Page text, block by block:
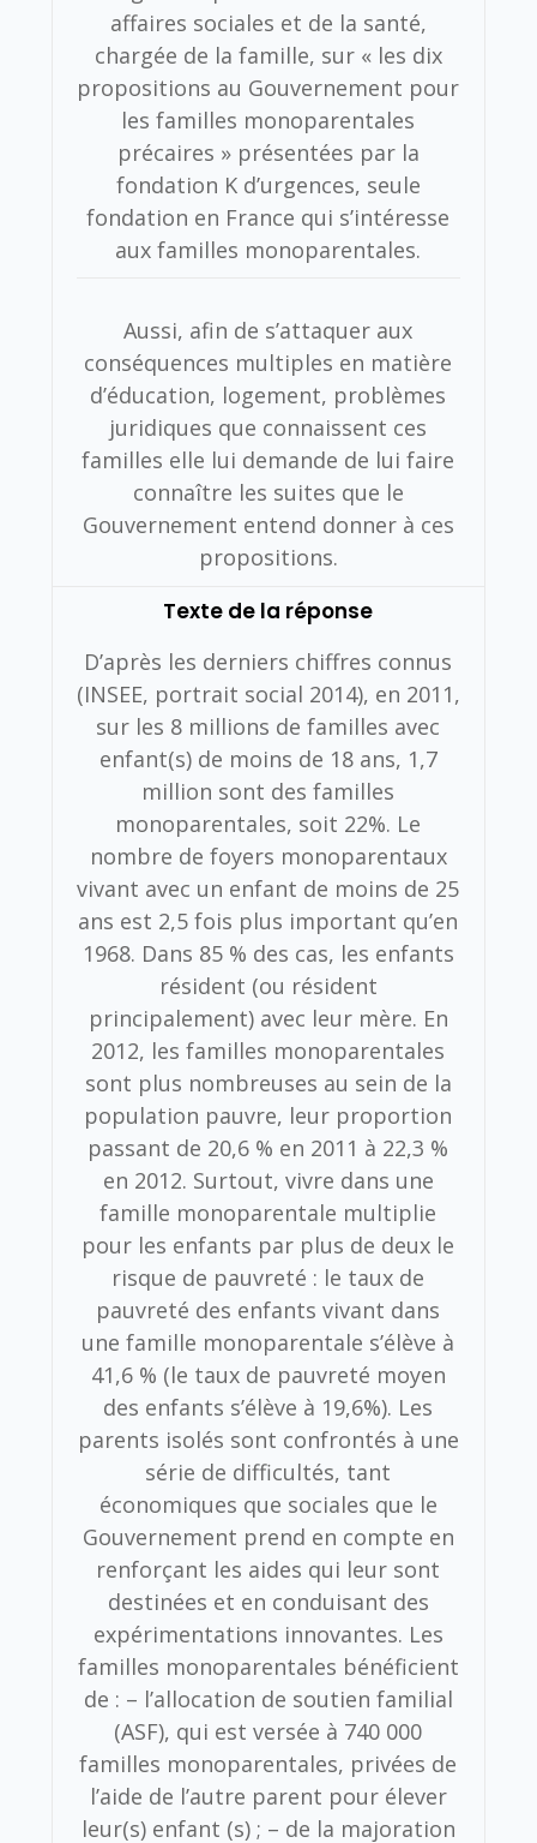
affaires sociales et de la santé,
chargée de la famille, sur « les dix
propositions au Gouvernement pour
les familles monoparentales
précaires » présentées par la
fondation K d’urgences, seule
fondation en France qui s’intéresse
aux familles monoparentales.
Aussi, afin de s’attaquer aux
conséquences multiples en matière
d’éducation, logement, problèmes
juridiques que connaissent ces
familles elle lui demande de lui faire
connaître les suites que le
Gouvernement entend donner à ces
propositions.
Texte de la réponse
D’après les derniers chiffres connus
(INSEE, portrait social 2014), en 2011,
sur les 8 millions de familles avec
enfant(s) de moins de 18 ans, 1,7
million sont des familles
monoparentales, soit 22%. Le
nombre de foyers monoparentaux
vivant avec un enfant de moins de 25
ans est 2,5 fois plus important qu’en
1968. Dans 85 % des cas, les enfants
résident (ou résident
principalement) avec leur mère. En
2012, les familles monoparentales
sont plus nombreuses au sein de la
population pauvre, leur proportion
passant de 20,6 % en 2011 à 22,3 %
en 2012. Surtout, vivre dans une
famille monoparentale multiplie
pour les enfants par plus de deux le
risque de pauvreté : le taux de
pauvreté des enfants vivant dans
une famille monoparentale s’élève à
41,6 % (le taux de pauvreté moyen
des enfants s’élève à 19,6%). Les
parents isolés sont confrontés à une
série de difficultés, tant
économiques que sociales que le
Gouvernement prend en compte en
renforçant les aides qui leur sont
destinées et en conduisant des
expérimentations innovantes. Les
familles monoparentales bénéficient
de : – l’allocation de soutien familial
(ASF), qui est versée à 740 000
familles monoparentales, privées de
l’aide de l’autre parent pour élever
leur(s) enfant (s) ; – de la majoration